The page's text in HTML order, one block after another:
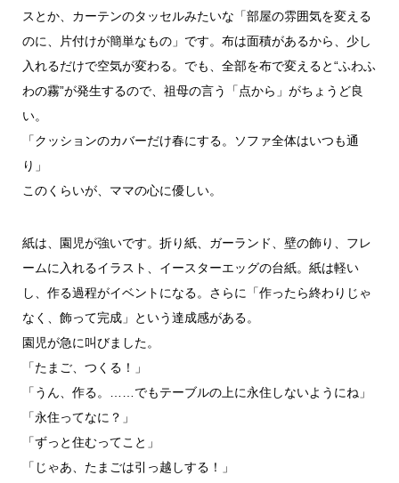
スとか、カーテンのタッセルみたいな「部屋の雰囲気を変える
のに、片付けが簡単なもの」です。布は面積があるから、少し
入れるだけで空気が変わる。でも、全部を布で変えると“ふわふ
わの霧”が発生するので、祖母の言う「点から」がちょうど良
い。
「クッションのカバーだけ春にする。ソファ全体はいつも通
り」
このくらいが、ママの心に優しい。
紙は、園児が強いです。折り紙、ガーランド、壁の飾り、フレ
ームに入れるイラスト、イースターエッグの台紙。紙は軽い
し、作る過程がイベントになる。さらに「作ったら終わりじゃ
なく、飾って完成」という達成感がある。
園児が急に叫びました。
「たまご、つくる！」
「うん、作る。……でもテーブルの上に永住しないようにね」
「永住ってなに？」
「ずっと住むってこと」
「じゃあ、たまごは引っ越しする！」